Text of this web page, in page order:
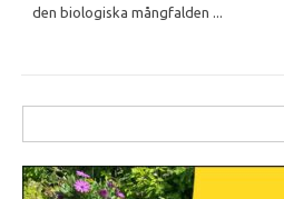
den biologiska mångfalden ...
efter: